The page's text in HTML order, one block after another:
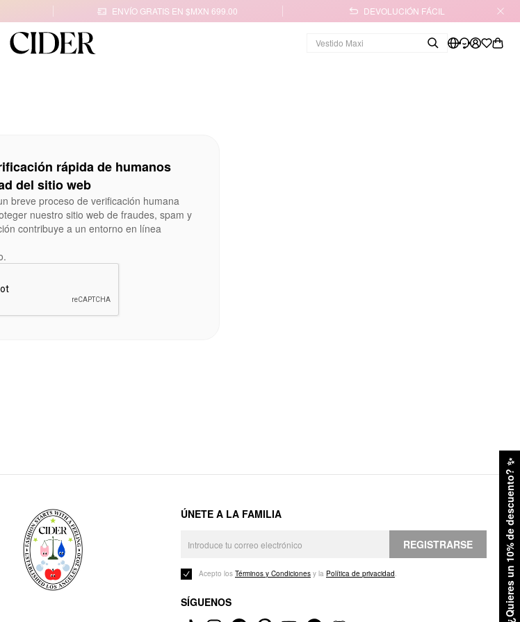
ENVÍO GRATIS EN $MXN 699.00 DEVOLUCIÓN FÁCIL
¿Quieres un 10% de descuento?
✨
rápida de humanos
del sitio web
breve proceso de verificación humana
nuestro sitio web de fraudes, spam y
contribuye a un entorno en línea
ÚNETE A LA FAMILIA
REGISTRARSE
Acepto los Términos y Condiciones y la Política de privacidad.
SÍGUENOS